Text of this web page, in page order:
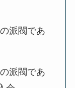
派閥であ
派閥であ